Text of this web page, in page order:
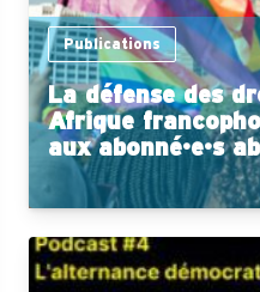
Publications
La défense des
Afrique
aux abonné·e·s